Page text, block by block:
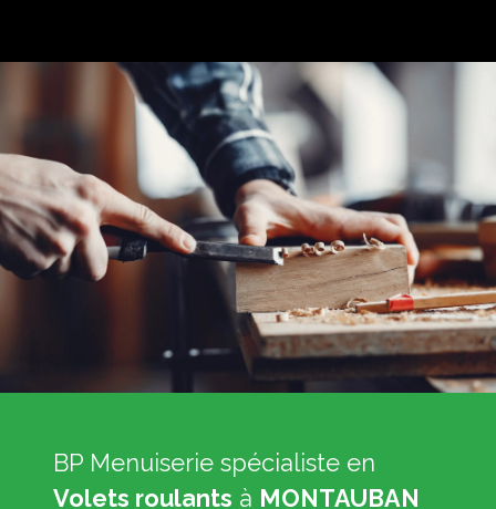
BP Menuiserie spécialiste en
Volets roulants à MONTAUBAN